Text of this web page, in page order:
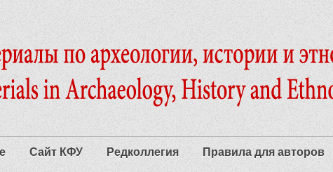
Сайт КФУ Редколлегия Правила для авторов